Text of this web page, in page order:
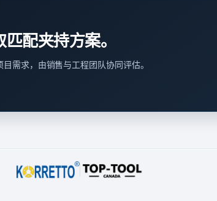
配夹持方案。
需求，由销售与工程团队协同评估。